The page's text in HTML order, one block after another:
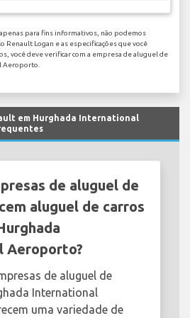
para fins informativos, não podemos
Renault Logan e as especificações que você
você deve verificar com a empresa de aluguel de
Aeroporto.
em Hurghada International
de aluguel de
aluguel de carros
Aeroporto?
de aluguel de
International
uma variedade de